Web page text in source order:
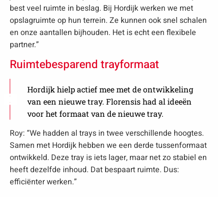
best veel ruimte in beslag. Bij Hordijk werken we met
opslagruimte op hun terrein. Ze kunnen ook snel schalen
en onze aantallen bijhouden. Het is echt een flexibele
partner.”
Ruimtebesparend trayformaat
Hordijk hielp actief mee met de ontwikkeling
van een nieuwe tray. Florensis had al ideeën
voor het formaat van de nieuwe tray.
Roy: “We hadden al trays in twee verschillende hoogtes.
Samen met Hordijk hebben we een derde tussenformaat
ontwikkeld. Deze tray is iets lager, maar net zo stabiel en
heeft dezelfde inhoud. Dat bespaart ruimte. Dus:
efficiënter werken.”